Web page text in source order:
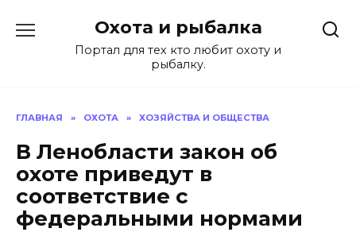
содержанию
Охота и рыбалка
Портал для тех кто любит охоту и
рыбалку.
ГЛАВНАЯ » ОХОТА » ХОЗЯЙСТВА И ОБЩЕСТВА
В Ленобласти закон об
охоте приведут в
соответствие с
федеральными нормами